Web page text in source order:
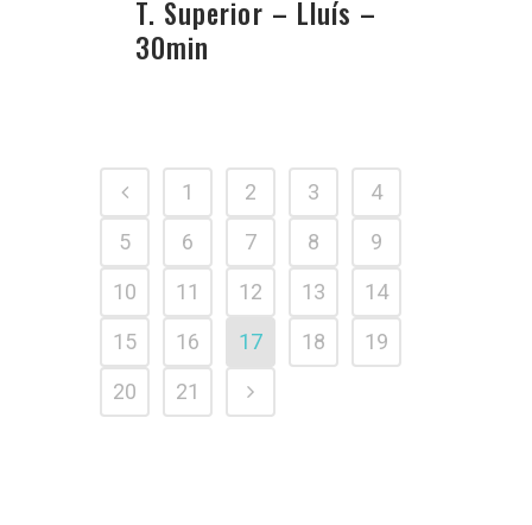
T. Superior – Lluís –
30min
1 2 3
4
5
6 7 8
9
10
11 12 13
14
15
16 17 18
19
20
21